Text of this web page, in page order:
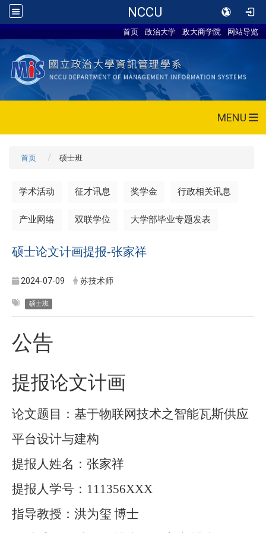
NCCU
首页 政治大学 政大商学院 网站导览
MENU
首页 硕士班
学术活动 征才讯息 奖学金 行政相关讯息
产业网络 双联学位 大学部毕业专题发表
硕士论文计画提报-张家祥
2024-07-09 苏技术师
硕士班
公告
提报论文计画
论文题目：基于物联网技术之智能瓦斯供应
平台设计与建构
提报人姓名：张家祥
提报人学号： 111356XXX
指导教授：洪为玺 博士